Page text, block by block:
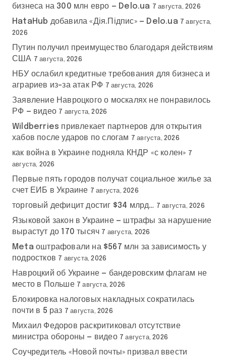
бизнеса на 300 млн евро — Delo.ua 7 августа, 2026
HataHub добавила «Дія.Підпис» — Delo.ua 7 августа,
2026
Путин получил преимущество благодаря действиям
США 7 августа, 2026
НБУ ослабил кредитные требования для бизнеса и
аграриев из-за атак РФ 7 августа, 2026
Заявление Навроцкого о москалях не понравилось
РФ — видео 7 августа, 2026
Wildberries привлекает партнеров для открытия
хабов после ударов по слогам 7 августа, 2026
как война в Украине подняла КНДР «с колен» 7
августа, 2026
Первые пять городов получат социальное жилье за
счет ЕИБ в Украине 7 августа, 2026
торговый дефицит достиг $34 млрд… 7 августа, 2026
Языковой закон в Украине — штрафы за нарушение
вырастут до 170 тысяч 7 августа, 2026
Meta оштрафовали на $567 млн за зависимость у
подростков 7 августа, 2026
Навроцкий об Украине — бандеровским флагам не
место в Польше 7 августа, 2026
Блокировка налоговых накладных сократилась
почти в 5 раз 7 августа, 2026
Михаил Федоров раскритиковал отсутствие
министра обороны — видео 7 августа, 2026
Соучредитель «Новой почты» призвал ввести